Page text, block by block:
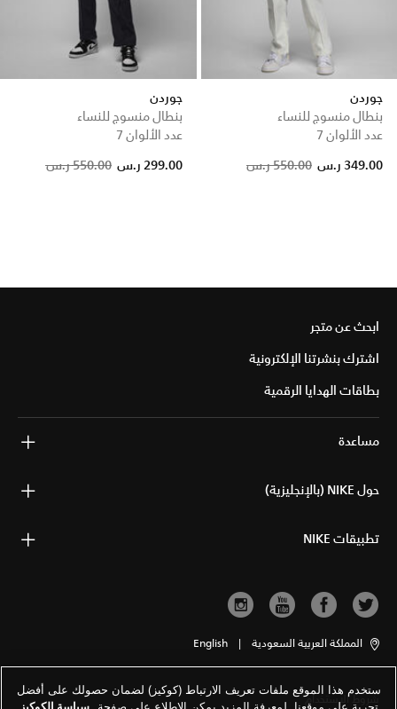
جوردن
بنطال منسوج للنساء
عدد الألوان 7
Price reduced from
550.00 ر.س to 349.00 ر.س
جوردن
بنطال منسوج للنساء
عدد الألوان 7
Price reduced from
550.00 ر.س to 299.00 ر.س
ابحث عن متجر
اشترك بنشرتنا الإلكترونية
بطاقات الهدايا الرقمية
مساعدة
حول NIKE (بالإنجليزية)
تطبيقات NIKE
المملكة العربية السعودية |
English
شروط الاستخدام
ستخدم هذا الموقع ملفات تعريف الارتباط (كوكيز) لضمان حصولك على أفضل